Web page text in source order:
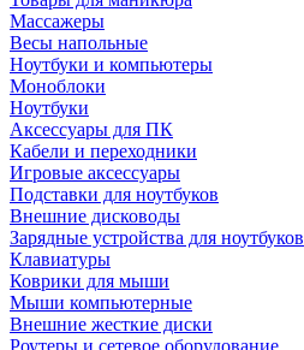
Массажеры
Весы напольные
Ноутбуки и компьютеры
Моноблоки
Ноутбуки
Аксессуары для ПК
Кабели и переходники
Игровые аксессуары
Подставки для ноутбуков
Внешние дисководы
Зарядные устройства для ноутбуков
Клавиатуры
Коврики для мыши
Мыши компьютерные
Внешние жесткие диски
Роутеры и сетевое оборудование